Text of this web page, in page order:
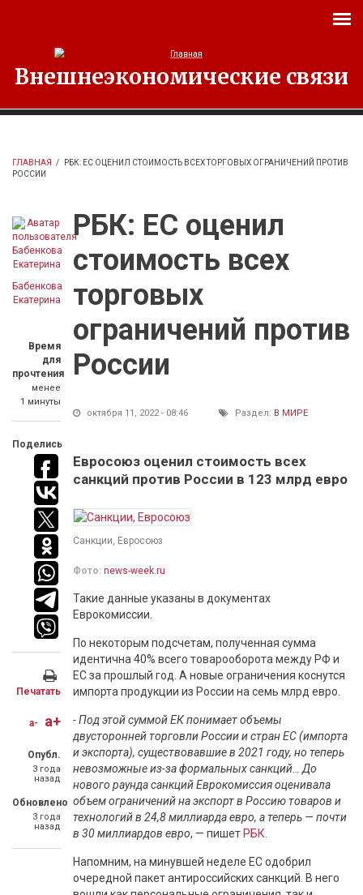
Внешнеэкономические связи
ГЛАВНАЯ /
РБК: ЕС ОЦЕНИЛ СТОИМОСТЬ ВСЕХ ТОРГОВЫХ ОГРАНИЧЕНИЙ ПРОТИВ
РОССИИ
Бабенкова
Екатерина
Время
для
прочтения
менее
1 минуты
Поделись
Печатать
a- a+
Опубл.
3 года
назад
Обновлено
3 года
назад
РБК: ЕС оценил
стоимость всех
торговых
ограничений против
России
октября 11, 2022 - 08:46 Раздел: В МИРЕ
Евросоюз оценил стоимость всех
санкций против России в 123 млрд евро
Санкции, Евросоюз
Фото: news-week.ru
Такие данные указаны в документах
Еврокомиссии.
По некоторым подсчетам, полученная сумма
идентична 40% всего товарооборота между РФ и
ЕС за прошлый год. А новые ограничения коснутся
импорта продукции из России на семь млрд евро.
- Под этой суммой ЕК понимает объемы
двусторонней торговли России и стран ЕС (импорта
и экспорта), существовавшие в 2021 году, но теперь
невозможные из-за формальных санкций… До
нового раунда санкций Еврокомиссия оценивала
объем ограничений на экспорт в Россию товаров и
технологий в 24,8 миллиарда евро, а теперь — почти
в 30 миллиардов евро, — пишет РБК
Напомним, на минувшей неделе ЕС одобрил
очередной пакет антироссийских санкций. В него